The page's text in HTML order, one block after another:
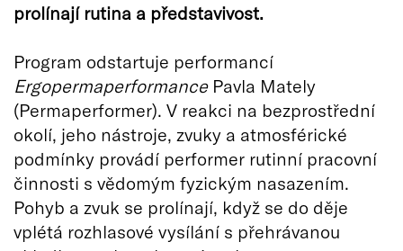
prolínají rutina a představivost.
Program odstartuje performancí
ErgopermaperformancePavla Mately
(Permaperformer). V reakci na bezprostřední
okolí, jeho nástroje, zvuky a atmosférické
podmínky provádí performer rutinní pracovní
činnosti s vědomým fyzickým nasazením.
Pohyb a zvuk se prolínají, když se do děje
vplétá rozhlasové vysílání s přehrávanou